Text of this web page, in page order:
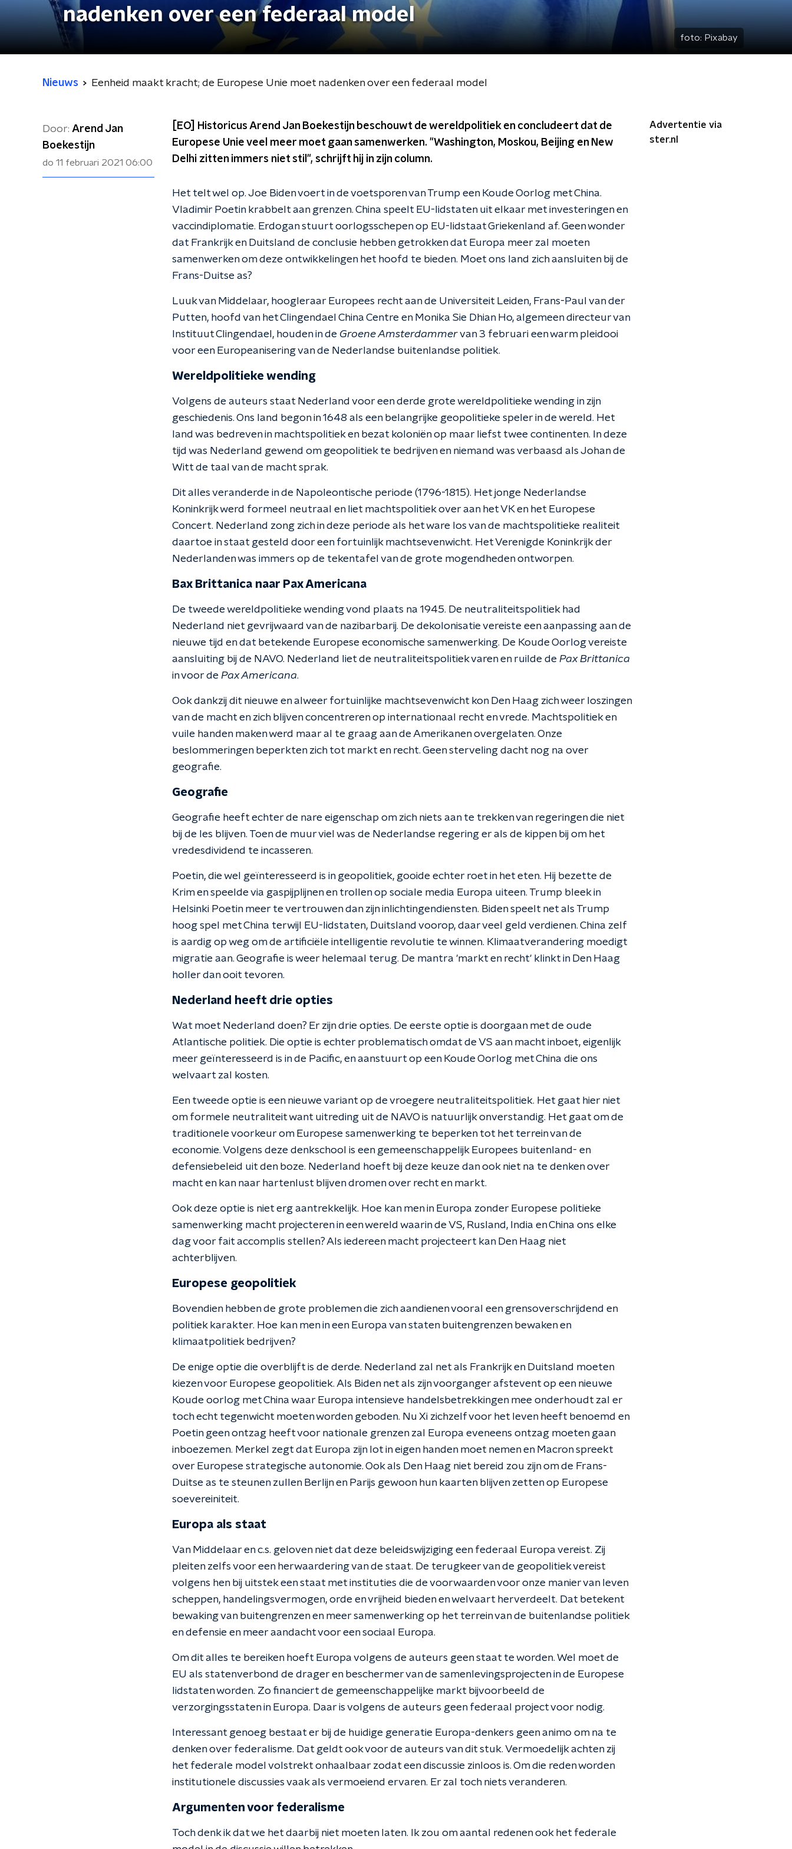
nadenken over een federaal model
foto: Pixabay
Nieuws Eenheid maakt kracht; de Europese Unie moet nadenken over een federaal model
Door: Arend Jan
Boekestijn
do 11 februari 2021 06:00
[EO] Historicus Arend Jan Boekestijn beschouwt de wereldpolitiek en concludeert dat de
Europese Unie veel meer moet gaan samenwerken. "Washington, Moskou, Beijing en New
Delhi zitten immers niet stil", schrijft hij in zijn column.
Het telt wel op. Joe Biden voert in de voetsporen van Trump een Koude Oorlog met China.
Vladimir Poetin krabbelt aan grenzen. China speelt EU-lidstaten uit elkaar met investeringen en
vaccindiplomatie. Erdogan stuurt oorlogsschepen op EU-lidstaat Griekenland af. Geen wonder
dat Frankrijk en Duitsland de conclusie hebben getrokken dat Europa meer zal moeten
samenwerken om deze ontwikkelingen het hoofd te bieden. Moet ons land zich aansluiten bij de
Frans-Duitse as?
Luuk van Middelaar, hoogleraar Europees recht aan de Universiteit Leiden, Frans-Paul van der
Putten, hoofd van het Clingendael China Centre en Monika Sie Dhian Ho, algemeen directeur van
Instituut Clingendael, houden in de Groene Amsterdammervan 3 februari een warm pleidooi
voor een Europeanisering van de Nederlandse buitenlandse politiek.
Wereldpolitieke wending
Volgens de auteurs staat Nederland voor een derde grote wereldpolitieke wending in zijn
geschiedenis. Ons land begon in 1648 als een belangrijke geopolitieke speler in de wereld. Het
land was bedreven in machtspolitiek en bezat koloniën op maar liefst twee continenten. In deze
tijd was Nederland gewend om geopolitiek te bedrijven en niemand was verbaasd als Johan de
Witt de taal van de macht sprak.
Dit alles veranderde in de Napoleontische periode (1796-1815). Het jonge Nederlandse
Koninkrijk werd formeel neutraal en liet machtspolitiek over aan het VK en het Europese
Concert. Nederland zong zich in deze periode als het ware los van de machtspolitieke realiteit
daartoe in staat gesteld door een fortuinlijk machtsevenwicht. Het Verenigde Koninkrijk der
Nederlanden was immers op de tekentafel van de grote mogendheden ontworpen.
Bax Brittanica naar Pax Americana
De tweede wereldpolitieke wending vond plaats na 1945. De neutraliteitspolitiek had
Nederland niet gevrijwaard van de nazibarbarij. De dekolonisatie vereiste een aanpassing aan de
nieuwe tijd en dat betekende Europese economische samenwerking. De Koude Oorlog vereiste
aansluiting bij de NAVO. Nederland liet de neutraliteitspolitiek varen en ruilde de Pax Brittanica
in voor de Pax Americana.
Ook dankzij dit nieuwe en alweer fortuinlijke machtsevenwicht kon Den Haag zich weer loszingen
van de macht en zich blijven concentreren op internationaal recht en vrede. Machtspolitiek en
vuile handen maken werd maar al te graag aan de Amerikanen overgelaten. Onze
beslommeringen beperkten zich tot markt en recht. Geen sterveling dacht nog na over
geografie.
Geografie
Geografie heeft echter de nare eigenschap om zich niets aan te trekken van regeringen die niet
bij de les blijven. Toen de muur viel was de Nederlandse regering er als de kippen bij om het
vredesdividend te incasseren.
Poetin, die wel geïnteresseerd is in geopolitiek, gooide echter roet in het eten. Hij bezette de
Krim en speelde via gaspijplijnen en trollen op sociale media Europa uiteen. Trump bleek in
Helsinki Poetin meer te vertrouwen dan zijn inlichtingendiensten. Biden speelt net als Trump
hoog spel met China terwijl EU-lidstaten, Duitsland voorop, daar veel geld verdienen. China zelf
is aardig op weg om de artificiële intelligentie revolutie te winnen. Klimaatverandering moedigt
migratie aan. Geografie is weer helemaal terug. De mantra 'markt en recht' klinkt in Den Haag
holler dan ooit tevoren.
Nederland heeft drie opties
Wat moet Nederland doen? Er zijn drie opties. De eerste optie is doorgaan met de oude
Atlantische politiek. Die optie is echter problematisch omdat de VS aan macht inboet, eigenlijk
meer geïnteresseerd is in de Pacific, en aanstuurt op een Koude Oorlog met China die ons
welvaart zal kosten.
Een tweede optie is een nieuwe variant op de vroegere neutraliteitspolitiek. Het gaat hier niet
om formele neutraliteit want uitreding uit de NAVO is natuurlijk onverstandig. Het gaat om de
traditionele voorkeur om Europese samenwerking te beperken tot het terrein van de
economie. Volgens deze denkschool is een gemeenschappelijk Europees buitenland- en
defensiebeleid uit den boze. Nederland hoeft bij deze keuze dan ook niet na te denken over
macht en kan naar hartenlust blijven dromen over recht en markt.
Ook deze optie is niet erg aantrekkelijk. Hoe kan men in Europa zonder Europese politieke
samenwerking macht projecteren in een wereld waarin de VS, Rusland, India en China ons elke
dag voor fait accomplis stellen? Als iedereen macht projecteert kan Den Haag niet
achterblijven.
Europese geopolitiek
Bovendien hebben de grote problemen die zich aandienen vooral een grensoverschrijdend en
politiek karakter. Hoe kan men in een Europa van staten buitengrenzen bewaken en
klimaatpolitiek bedrijven?
De enige optie die overblijft is de derde. Nederland zal net als Frankrijk en Duitsland moeten
kiezen voor Europese geopolitiek. Als Biden net als zijn voorganger afstevent op een nieuwe
Koude oorlog met China waar Europa intensieve handelsbetrekkingen mee onderhoudt zal er
toch echt tegenwicht moeten worden geboden. Nu Xi zichzelf voor het leven heeft benoemd en
Poetin geen ontzag heeft voor nationale grenzen zal Europa eveneens ontzag moeten gaan
inboezemen. Merkel zegt dat Europa zijn lot in eigen handen moet nemen en Macron spreekt
over Europese strategische autonomie. Ook als Den Haag niet bereid zou zijn om de Frans-
Duitse as te steunen zullen Berlijn en Parijs gewoon hun kaarten blijven zetten op Europese
soevereiniteit.
Europa als staat
Van Middelaar en c.s. geloven niet dat deze beleidswijziging een federaal Europa vereist. Zij
pleiten zelfs voor een herwaardering van de staat. De terugkeer van de geopolitiek vereist
volgens hen bij uitstek een staat met instituties die de voorwaarden voor onze manier van leven
scheppen, handelingsvermogen, orde en vrijheid bieden en welvaart herverdeelt. Dat betekent
bewaking van buitengrenzen en meer samenwerking op het terrein van de buitenlandse politiek
en defensie en meer aandacht voor een sociaal Europa.
Om dit alles te bereiken hoeft Europa volgens de auteurs geen staat te worden. Wel moet de
EU als statenverbond de drager en beschermer van de samenlevingsprojecten in de Europese
lidstaten worden. Zo financiert de gemeenschappelijke markt bijvoorbeeld de
verzorgingsstaten in Europa. Daar is volgens de auteurs geen federaal project voor nodig.
Interessant genoeg bestaat er bij de huidige generatie Europa-denkers geen animo om na te
denken over federalisme. Dat geldt ook voor de auteurs van dit stuk. Vermoedelijk achten zij
het federale model volstrekt onhaalbaar zodat een discussie zinloos is. Om die reden worden
institutionele discussies vaak als vermoeiend ervaren. Er zal toch niets veranderen.
Argumenten voor federalisme
Toch denk ik dat we het daarbij niet moeten laten. Ik zou om aantal redenen ook het federale
Advertentie via
ster.nl